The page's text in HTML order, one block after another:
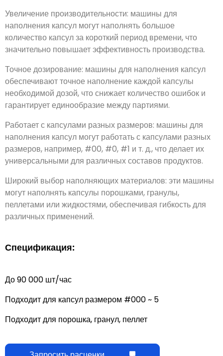
Увеличение производительности: машины для
наполнения капсул могут наполнять большое
количество капсул за короткий период времени, что
значительно повышает эффективность производства.
Точное дозирование: машины для наполнения капсул
обеспечивают точное наполнение каждой капсулы
необходимой дозой, что снижает количество ошибок и
гарантирует единообразие между партиями.
Работает с капсулами разных размеров: машины для
наполнения капсул могут работать с капсулами разных
размеров, например, #00, #0, #1 и т. д., что делает их
универсальными для различных составов продуктов.
Широкий выбор наполняющих материалов: эти машины
могут наполнять капсулы порошками, гранулы,
пеллетами или жидкостями, обеспечивая гибкость для
различных применений.
Спецификация:
До 90 000 шт/час
Подходит для капсул размером #000 ~ 5
Подходит для порошка, гранул, пеллет